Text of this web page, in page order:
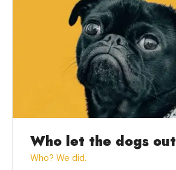
Who let the dogs out
Who? We did.